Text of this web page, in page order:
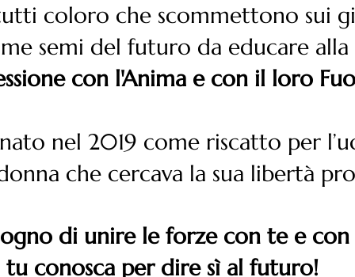
coloro che scommettono sui
semi del futuro da educare alla
con l'Anima e con il loro
nel 2019 come riscatto per
che cercava la sua libertà
di unire le forze con te e
tu conosca per dire sì al futuro!